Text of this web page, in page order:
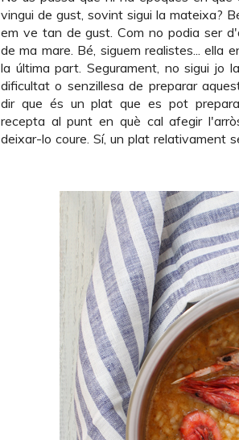
vingui de gust, sovint sigui la mateixa?
em ve tan de gust. Com no podia ser
de ma mare. Bé, siguem realistes...
la última part. Segurament, no sigui jo
dificultat o senzillesa de preparar
dir que és un plat que es pot
recepta al punt en què cal afegir
deixar-lo coure. Sí, un plat relativament